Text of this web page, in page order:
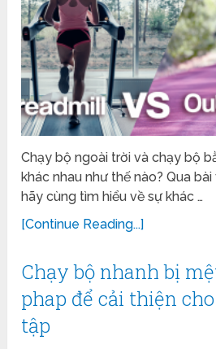
Chạy bộ ngoài trời và chạy bộ
khác nhau như thế nào? Qua
hãy cùng tìm hiểu về sự khác …
[Continue Reading...]
Chạy bộ nhanh bị
phap để cải thiện
tập